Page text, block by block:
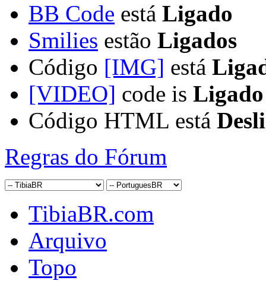
BB Code está Ligado
Smilies estão Ligados
Código [IMG] está
[VIDEO] code is Ligado
Código HTML está
Regras do Fórum
TibiaBR.com
Arquivo
Topo